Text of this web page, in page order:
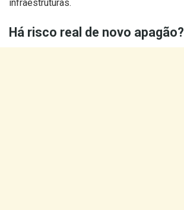
infraestruturas.
Há risco real de novo apagão?